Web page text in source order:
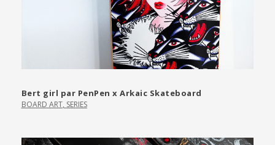
Bert girl par PenPen x Arkaic Skateboard
BOARD ART, SERIES